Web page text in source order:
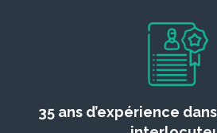
35 ans d’expérience